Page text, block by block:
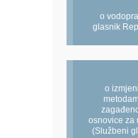
o
glasnik
o
osnovice za
(Službeni